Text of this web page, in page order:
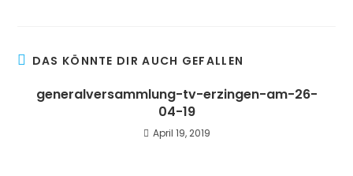
DAS KÖNNTE DIR AUCH GEFALLEN
generalversammlung-tv-erzingen-am-26-
04-19
April 19, 2019